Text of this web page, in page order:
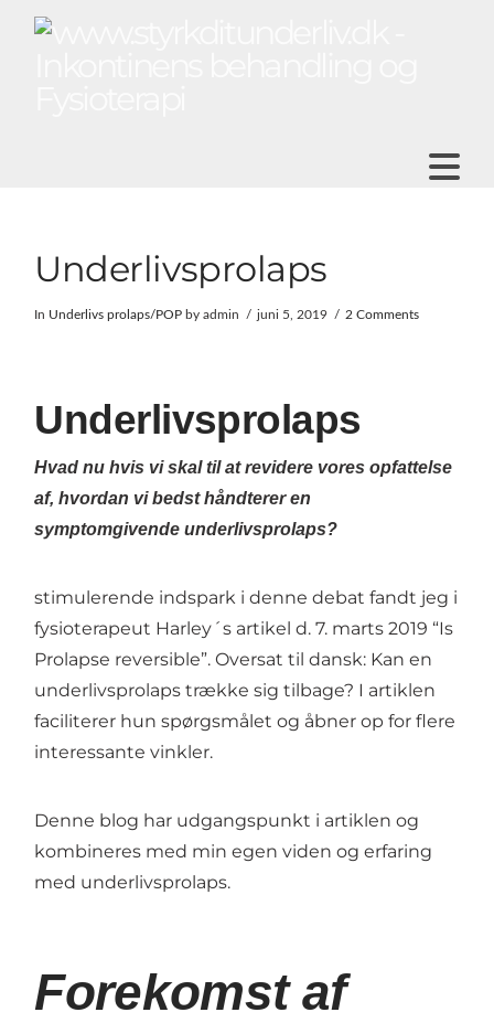
Underlivsprolaps
In Underlivs prolaps/POP by admin juni 5, 2019 2 Comments
Underlivsprolaps
Hvad nu hvis vi skal til at revidere vores opfattelse
af, hvordan vi bedst håndterer en
symptomgivende underlivsprolaps?
stimulerende indspark i denne debat fandt jeg i
fysioterapeut Harley´s artikel d. 7. marts 2019 “Is
Prolapse reversible”. Oversat til dansk: Kan en
underlivsprolaps trække sig tilbage? I artiklen
faciliterer hun spørgsmålet og åbner op for flere
interessante vinkler.
Denne blog har udgangspunkt i artiklen og
kombineres med min egen viden og erfaring
med underlivsprolaps.
Forekomst af